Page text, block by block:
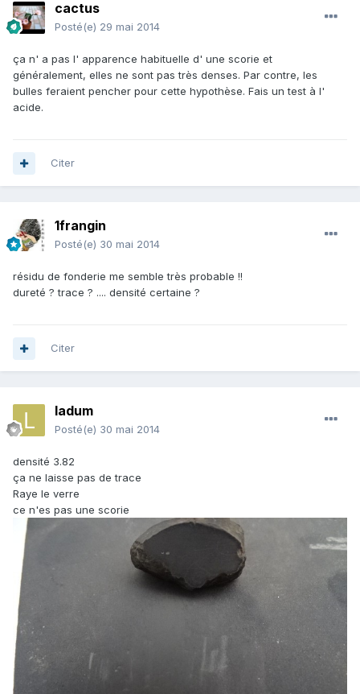
cactus
Posté(e) 29 mai 2014
ça n' a pas l' apparence habituelle d' une scorie et
généralement, elles ne sont pas très denses. Par contre, les
bulles feraient pencher pour cette hypothèse. Fais un test à l'
acide.
Citer
1frangin
Posté(e) 30 mai 2014
résidu de fonderie me semble très probable !!
dureté ? trace ? .... densité certaine ?
Citer
ladum
Posté(e) 30 mai 2014
densité 3.82
ça ne laisse pas de trace
Raye le verre
ce n'es pas une scorie